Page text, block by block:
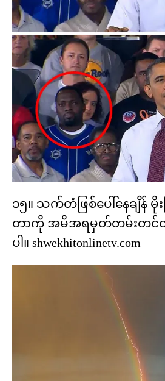
၁၅။ သက်တံဖြစ်ပေါ်နေချိန်
တာကို အမိအရမှတ်တမ်းတင်
ပါ။ shwekhitonlinetv.com